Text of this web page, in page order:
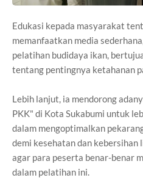
Edukasi kepada masyarakat
memanfaatkan media
pelatihan budidaya ikan,
tentang pentingnya ketahanan
Lebih lanjut, ia mendorong
PKK" di Kota Sukabumi untuk
dalam mengoptimalkan
demi kesehatan dan kebersihan
agar para peserta benar-benar
dalam pelatihan ini.